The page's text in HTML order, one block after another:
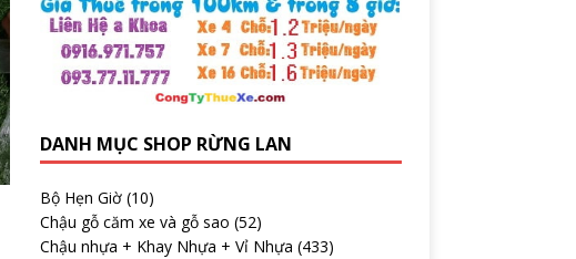
DANH MỤC SHOP RỪNG LAN
Bộ Hẹn Giờ (10)
Chậu gỗ căm xe và gỗ sao (52)
Chậu nhựa + Khay Nhựa + Vỉ Nhựa (433)